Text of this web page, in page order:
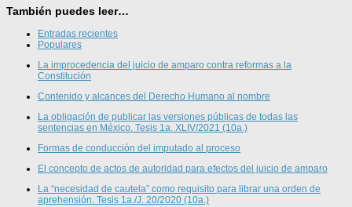
También puedes leer…
Entradas recientes
Populares
La improcedencia del juicio de amparo contra reformas a la
Constitución
Contenido y alcances del Derecho Humano al nombre
La obligación de publicar las versiones públicas de todas las
sentencias en México. Tesis 1a. XLIV/2021 (10a.)
Formas de conducción del imputado al proceso
El concepto de actos de autoridad para efectos del juicio de amparo
La “necesidad de cautela” como requisito para librar una orden de
aprehensión. Tesis 1a./J. 20/2020 (10a.)